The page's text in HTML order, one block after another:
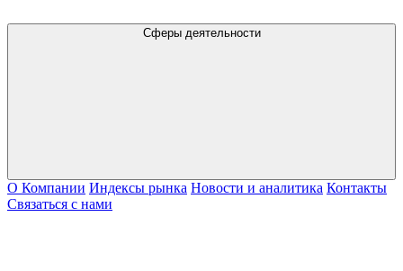
Сферы деятельности
О Компании Индексы рынка Новости и аналитика Контакты
Связаться с нами